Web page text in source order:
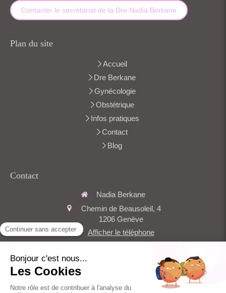
Contacter le secrétariat de la Dre Nadia Berkane
Plan du site
Accueil
Dre Berkane
Gynécologie
Obstétrique
Infos pratiques
Contact
Blog
Contact
Nadia Berkane
Chemin de Beausoleil, 4
1206 Genève
Afficher le téléphone
DuLundi à17h